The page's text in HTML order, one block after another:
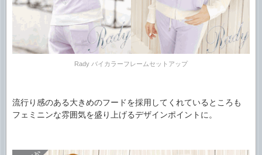
Rady バイカラーフレームセットアップ
流行り感のある大きめのフードを採用してくれているところも
フェミニンな雰囲気を盛り上げるデザインポイントに。